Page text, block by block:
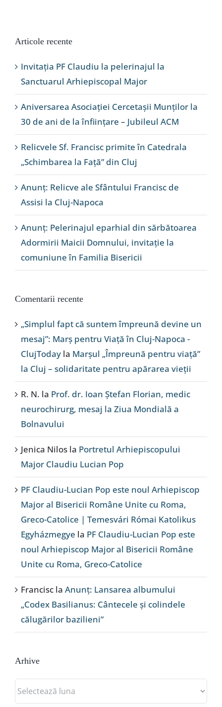
Articole recente
Invitația PF Claudiu la pelerinajul la
Sanctuarul Arhiepiscopal Major
Aniversarea Asociației Cercetașii Munților la
30 de ani de la înființare – Jubileul ACM
Relicvele Sf. Francisc primite în Catedrala
„Schimbarea la Față” din Cluj
Anunț: Relicve ale Sfântului Francisc de
Assisi la Cluj-Napoca
Anunț: Pelerinajul eparhial din sărbătoarea
Adormirii Maicii Domnului, invitație la
comuniune în Familia Bisericii
Comentarii recente
„Simplul fapt că suntem împreună devine un
mesaj”: Marș pentru Viață în Cluj-Napoca -
ClujToday la Marșul „Împreună pentru viață”
la Cluj – solidaritate pentru apărarea vieții
R. N. la Prof. dr. Ioan Ștefan Florian, medic
neurochirurg, mesaj la Ziua Mondială a
Bolnavului
Jenica Nilos la Portretul Arhiepiscopului
Major Claudiu Lucian Pop
PF Claudiu-Lucian Pop este noul Arhiepiscop
Major al Bisericii Române Unite cu Roma,
Greco-Catolice | Temesvári Római Katolikus
Egyházmegye la PF Claudiu-Lucian Pop este
noul Arhiepiscop Major al Bisericii Române
Unite cu Roma, Greco-Catolice
Francisc la Anunț: Lansarea albumului
„Codex Basilianus: Cântecele și colindele
călugărilor bazilieni”
Arhive
Arhive